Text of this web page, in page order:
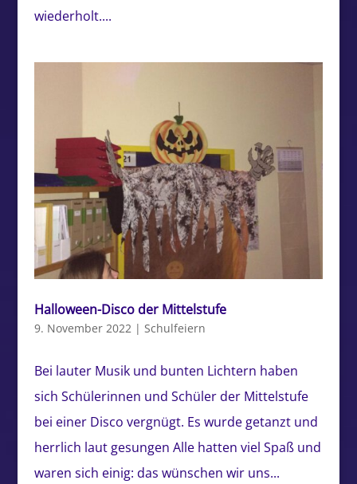
wiederholt....
Halloween-Disco der Mittelstufe
9. November 2022| Schulfeiern
Bei lauter Musik und bunten Lichtern haben
sich Schülerinnen und Schüler der Mittelstufe
bei einer Disco vergnügt. Es wurde getanzt und
herrlich laut gesungen Alle hatten viel Spaß und
waren sich einig: das wünschen wir uns...